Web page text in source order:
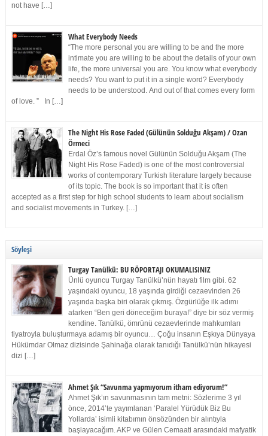
not have […]
What Everybody Needs
“The more personal you are willing to be and the more
intimate you are willing to be about the details of your own
life, the more universal you are. You know what everybody
needs? You want to put it in a single word? Everybody
needs to be understood. And out of that comes every form
of love. ” In […]
The Night His Rose Faded (Gülünün Solduğu Akşam) / Ozan
Örmeci
Erdal Öz’s famous novel Gülünün Solduğu Akşam (The
Night His Rose Faded) is one of the most controversial
works of contemporary Turkish literature largely because
of its topic. The book is so important that it is often
accepted as a first step for high school students to learn about socialism
and socialist movements in Turkey. […]
Söyleşi
Turgay Tanülkü: BU RÖPORTAJI OKUMALISINIZ
Ünlü oyuncu Turgay Tanülkü’nün hayatı film gibi. 62
yaşındaki oyuncu, 18 yaşında girdiği cezaevinden 26
yaşında başka biri olarak çıkmış. Özgürlüğe ilk adımı
atarken “Ben geri döneceğim buraya!” diye bir söz vermiş
kendine. Tanülkü, ömrünü cezaevlerinde mahkumları
tiyatroyla buluşturmaya adamış bir oyuncu… Çoğu insanın Eşkıya Dünyaya
Hükümdar Olmaz dizisinde Şahinağa olarak tanıdığı Tanülkü’nün hikayesi
dizi […]
Ahmet Şık “Savunma yapmıyorum itham ediyorum!”
Ahmet Şık’ın savunmasının tam metni: Sözlerime 3 yıl
önce, 2014’te yayımlanan ‘Paralel Yürüdük Biz Bu
Yollarda’ isimli kitabımın önsözünden bir alıntıyla
başlayacağım. AKP ve Gülen Cemaati arasındaki mafyatik